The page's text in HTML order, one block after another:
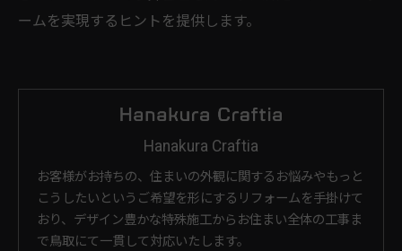
ームを実現するヒントを提供します。
Hanakura Craftia
お客様がお持ちの、住まいの外観に関するお悩みやもっと
こうしたいというご希望を形にするリフォームを手掛けて
おり、デザイン豊かな特殊施工からお住まい全体の工事ま
で鳥取にて一貫して対応いたします。